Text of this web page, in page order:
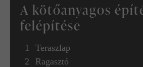
A kötőanyagos
felépítése
Teraszlap
Ragasztó